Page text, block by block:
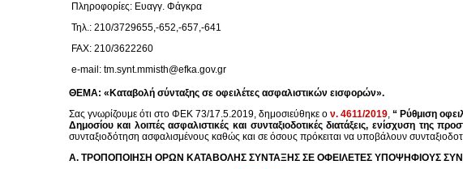
Πληροφορίες: Ευαγγ. Φάγκρα
Τηλ.: 210/3729655,-652,-657,-641
FAX: 210/3622260
e-mail: tm.synt.mmisth@efka.gov.gr
ΘΕΜΑ: «Καταβολή σύνταξης σε οφειλέτες ασφαλιστικών εισφορών».
Σας γνωρίζουμε ότι στο ΦΕΚ 73/17.5.2019, δημοσιεύθηκε ο ν. 4611/2019, “ Ρύθμιση
Δημοσίου και λοιπές ασφαλιστικές και συνταξιοδοτικές διατάξεις, ενίσχυση της
συνταξιοδότηση ασφαλισμένους καθώς και σε όσους πρόκειται να υποβάλουν
Α. ΤΡΟΠΟΠΟΙΗΣΗ ΟΡΩΝ ΚΑΤΑΒΟΛΗΣ ΣΥΝΤΑΞΗΣ ΣΕ ΟΦΕΙΛΕΤΕΣ ΥΠΟΨΗΦΙΟΥΣ